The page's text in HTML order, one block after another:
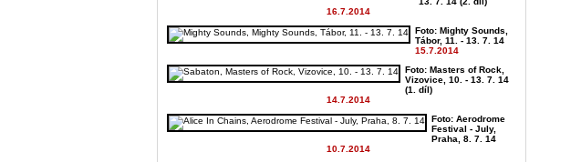
16.7.2014
Foto: Mighty Sounds,
Tábor, 11. - 13. 7. 14
15.7.2014
Foto: Masters of Rock,
Vizovice, 10. - 13. 7. 14
(1. díl)
14.7.2014
Foto: Aerodrome
Festival - July,
Praha, 8. 7. 14
10.7.2014